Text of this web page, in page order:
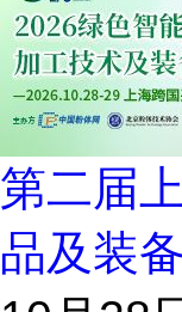
第二届
品及装